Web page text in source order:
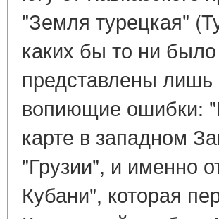
"Земля турецкая"
каких бы то ни
представлены лишь
вопиющие ошибки:
карте в западном
"Грузии", и именно
Кубани", которая